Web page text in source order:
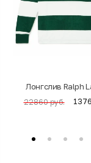
Лонгслив Ralph
22860 руб.